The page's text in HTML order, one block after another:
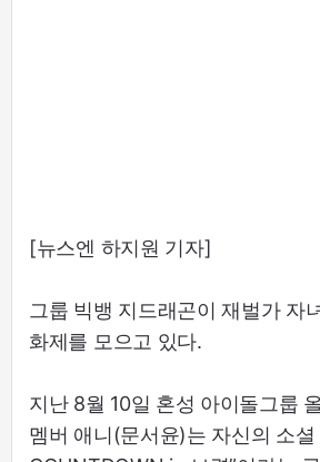
[뉴스엔 하지원 기자]
그룹 빅뱅 지드래곤이 재벌가 자
화제를 모으고 있다.
지난 8월 10일 혼성 아이돌그룹
멤버 애니(문서윤)는 자신의 소셜